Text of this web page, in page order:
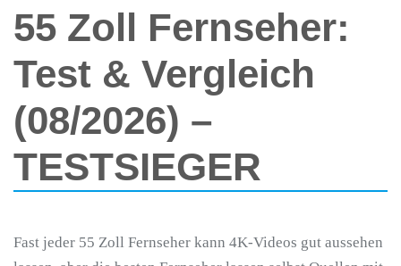
55 Zoll Fernseher:
Test & Vergleich
(08/2026) –
TESTSIEGER
Fast jeder 55 Zoll Fernseher kann 4K-Videos gut aussehen